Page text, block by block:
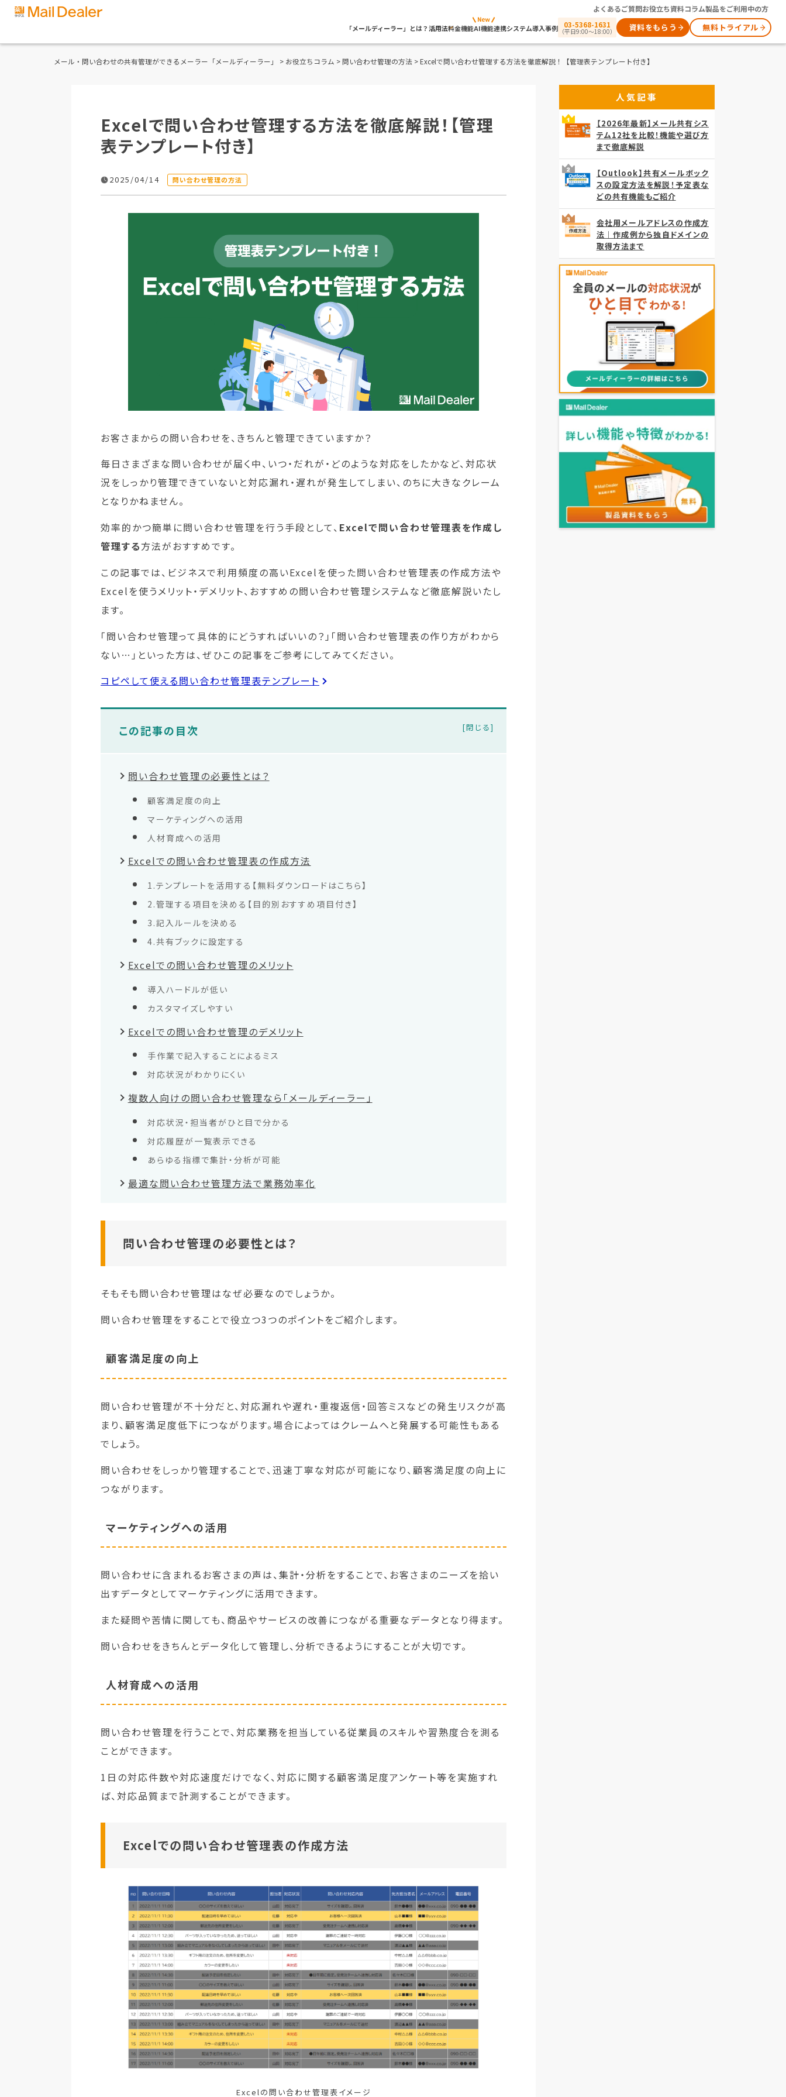
よくあるご質問お役立ち資料コラム製品をご利用中の方
「メールディーラー」とは？活用法料金機能AI機能連携システム導入事例 03-5368-1631
（平日9:00～18:00） 資料をもらう 無料トライアル
メール・問い合わせの共有管理ができるメーラー「メールディーラー」 > お役立ちコラム > 問い合わせ管理の方法 > Excelで問い合わせ管理する方法を徹底解説！【管理表テンプレート付き】
Excelで問い合わせ管理する方法を徹底解説！【管理
表テンプレート付き】
2025/04/14 問い合わせ管理の方法
お客さまからの問い合わせを、きちんと管理できていますか？
毎日さまざまな問い合わせが届く中、いつ・だれが・どのような対応をしたかなど、対応状
況をしっかり管理できていないと対応漏れ・遅れが発生してしまい、のちに大きなクレーム
となりかねません。
効率的かつ簡単に問い合わせ管理を行う手段として、 Excelで問い合わせ管理表を作成し
管理する方法がおすすめです。
この記事では、ビジネスで利用頻度の高いExcelを使った問い合わせ管理表の作成方法や
Excelを使うメリット・デメリット、おすすめの問い合わせ管理システムなど徹底解説いたし
ます。
「問い合わせ管理って具体的にどうすればいいの？」「問い合わせ管理表の作り方がわから
ない…」といった方は、ぜひこの記事をご参考にしてみてください。
コピペして使える問い合わせ管理表テンプレート
この記事の目次
問い合わせ管理の必要性とは？
顧客満足度の向上
マーケティングへの活用
人材育成への活用
Excelでの問い合わせ管理表の作成方法
1.テンプレートを活用する【無料ダウンロードはこちら】
2.管理する項目を決める【目的別おすすめ項目付き】
3.記入ルールを決める
4.共有ブックに設定する
Excelでの問い合わせ管理のメリット
導入ハードルが低い
カスタマイズしやすい
Excelでの問い合わせ管理のデメリット
手作業で記入することによるミス
対応状況がわかりにくい
複数人向けの問い合わせ管理なら「メールディーラー」
対応状況・担当者がひと目で分かる
対応履歴が一覧表示できる
あらゆる指標で集計・分析が可能
最適な問い合わせ管理方法で業務効率化
問い合わせ管理の必要性とは？
そもそも問い合わせ管理はなぜ必要なのでしょうか。
問い合わせ管理をすることで役立つ3つのポイントをご紹介します。
顧客満足度の向上
問い合わせ管理が不十分だと、対応漏れや遅れ・重複返信・回答ミスなどの発生リスクが高
まり、顧客満足度低下につながります。場合によってはクレームへと発展する可能性もある
でしょう。
問い合わせをしっかり管理することで、迅速丁寧な対応が可能になり、顧客満足度の向上に
つながります。
マーケティングへの活用
問い合わせに含まれるお客さまの声は、集計・分析をすることで、お客さまのニーズを拾い
出すデータとしてマーケティングに活用できます。
また疑問や苦情に関しても、商品やサービスの改善につながる重要なデータとなり得ます。
問い合わせをきちんとデータ化して管理し、分析できるようにすることが大切です。
人材育成への活用
問い合わせ管理を行うことで、対応業務を担当している従業員のスキルや習熟度合を測る
ことができます。
1日の対応件数や対応速度だけでなく、対応に関する顧客満足度アンケート等を実施すれ
ば、対応品質まで計測することができます。
Excelでの問い合わせ管理表の作成方法
Excelの問い合わせ管理表イメージ
人気記事
【2026年最新】メール共有シス
テム12社を比較！機能や選び方
まで徹底解説
【Outlook】共有メールボック
スの設定方法を解説！予定表な
どの共有機能もご紹介
会社用メールアドレスの作成方
法｜作成例から独自ドメインの
取得方法まで